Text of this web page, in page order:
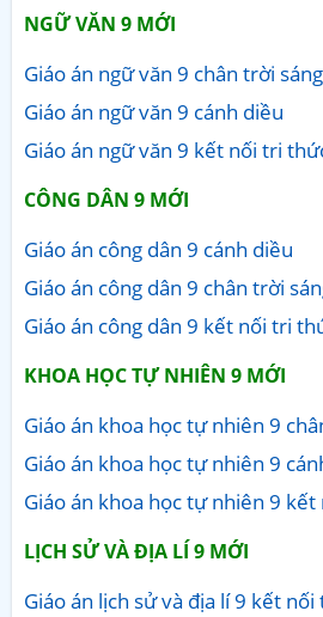
NGỮ VĂN 9 MỚI
Giáo án ngữ văn 9 chân trời
Giáo án ngữ văn 9 cánh diều
Giáo án ngữ văn 9 kết nối tri
CÔNG DÂN 9 MỚI
Giáo án công dân 9 cánh diều
Giáo án công dân 9 chân trời
Giáo án công dân 9 kết nối tri
KHOA HỌC TỰ NHIÊN 9 MỚI
Giáo án khoa học tự nhiên 9
Giáo án khoa học tự nhiên 9
Giáo án khoa học tự nhiên 9
LỊCH SỬ VÀ ĐỊA LÍ 9 MỚI
Giáo án lịch sử và địa lí 9 kết